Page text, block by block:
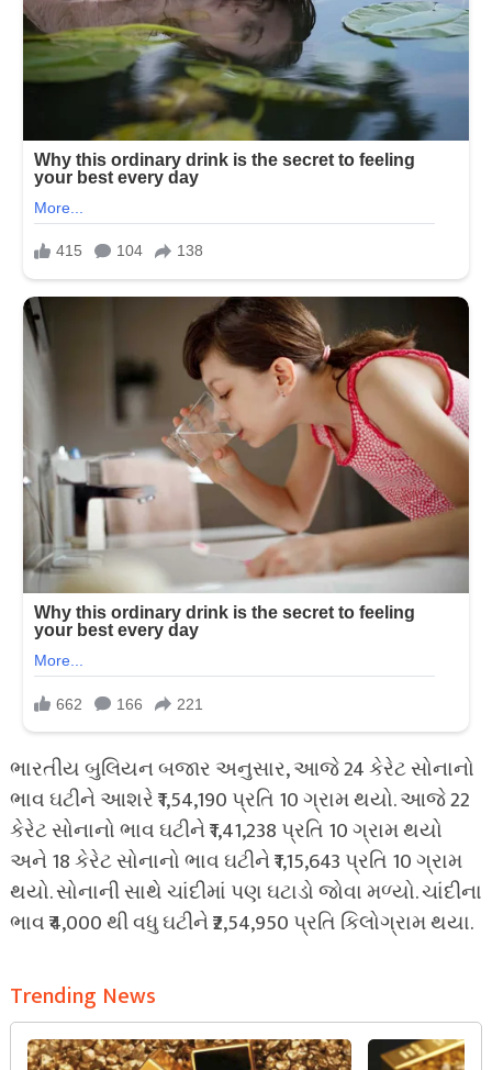
ભારતીય બુલિયન બજાર અનુસાર, આજે 24 કેરેટ સોનાનો
ભાવ ઘટીને આશરે ₹1,54,190 પ્રતિ 10 ગ્રામ થયો. આજે 22
કેરેટ સોનાનો ભાવ ઘટીને ₹1,41,238 પ્રતિ 10 ગ્રામ થયો
અને 18 કેરેટ સોનાનો ભાવ ઘટીને ₹1,15,643 પ્રતિ 10 ગ્રામ
થયો. સોનાની સાથે ચાંદીમાં પણ ઘટાડો જોવા મળ્યો. ચાંદીના
ભાવ ₹4,000 થી વધુ ઘટીને ₹2,54,950 પ્રતિ કિલોગ્રામ થયા.
Trending News